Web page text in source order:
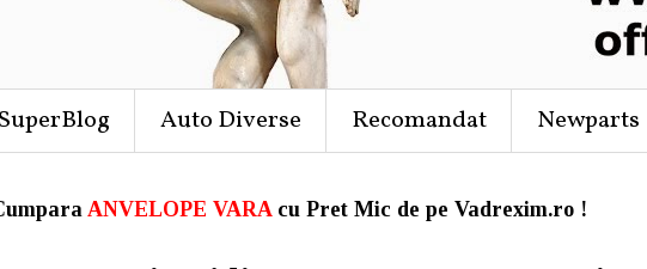
SuperBlog Auto Diverse Recomandat Newparts
ANVELOPE VARAcu Pret Mic de pe Vadrexim.ro !